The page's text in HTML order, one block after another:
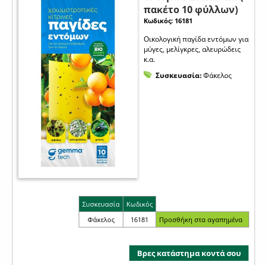
πακέτο 10 φύλλων)
Κωδικός: 16181
Οικολογική παγίδα εντόμων για
μύγες, μελίγκρες, αλευρώδεις
κ.α.
Συσκευασία:Φάκελος
Συσκευασία
Κωδικός
Φάκελος
16181
Βρες κατάστημα κοντά σου